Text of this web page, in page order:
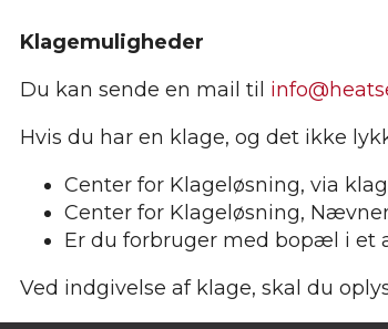
Klagemuligheder
Du kan sende en mail til
Hvis du har en klage, og det ikke
Center for Klageløsning, via
Center for Klageløsning,
Er du forbruger med bopæl i et
Ved indgivelse af klage, skal du